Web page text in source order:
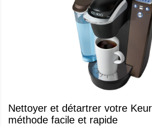
Nettoyer et détartrer votre
méthode facile et rapide